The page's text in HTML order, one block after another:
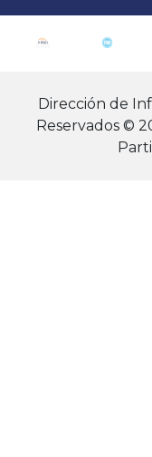
Dirección de
Reservados ©